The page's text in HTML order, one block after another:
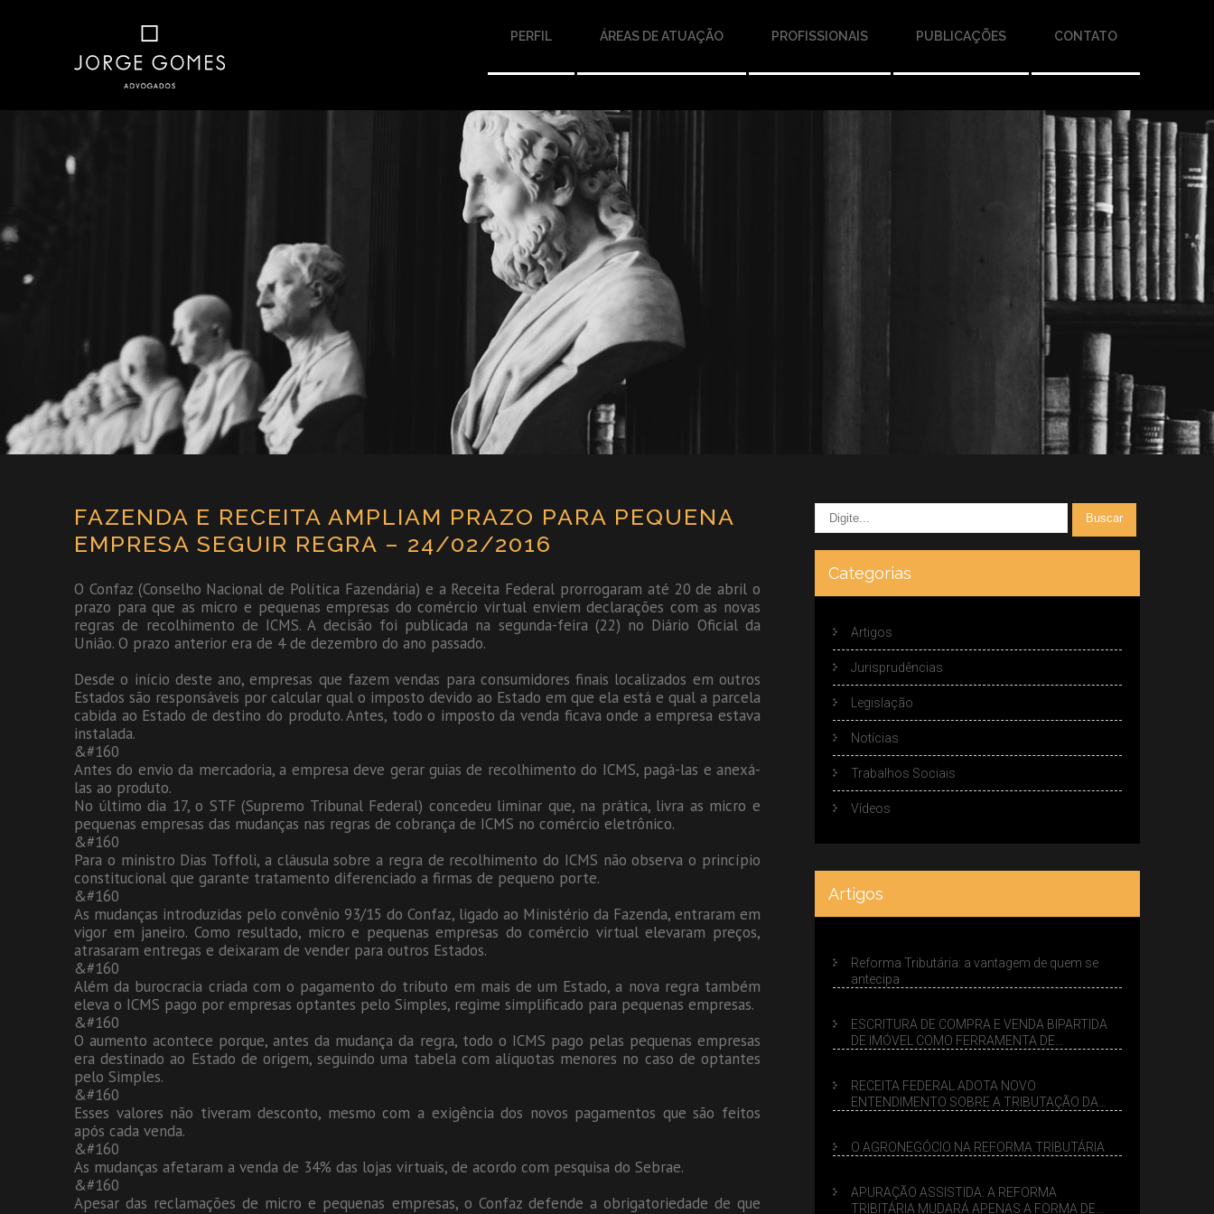
PERFIL ÁREAS DE ATUAÇÃO PROFISSIONAIS PUBLICAÇÕES CONTATO
FAZENDA E RECEITA AMPLIAM PRAZO PARA PEQUENA
EMPRESA SEGUIR REGRA – 24/02/2016
O Confaz (Conselho Nacional de Política Fazendária) e a Receita Federal prorrogaram até 20 de abril o
prazo para que as micro e pequenas empresas do comércio virtual enviem declarações com as novas
regras de recolhimento de ICMS. A decisão foi publicada na segunda-feira (22) no Diário Oficial da
União. O prazo anterior era de 4 de dezembro do ano passado.
Desde o início deste ano, empresas que fazem vendas para consumidores finais localizados em outros
Estados são responsáveis por calcular qual o imposto devido ao Estado em que ela está e qual a parcela
cabida ao Estado de destino do produto. Antes, todo o imposto da venda ficava onde a empresa estava
instalada.
&#160
Antes do envio da mercadoria, a empresa deve gerar guias de recolhimento do ICMS, pagá-las e anexá-
las ao produto.
No último dia 17, o STF (Supremo Tribunal Federal) concedeu liminar que, na prática, livra as micro e
pequenas empresas das mudanças nas regras de cobrança de ICMS no comércio eletrônico.
&#160
Para o ministro Dias Toffoli, a cláusula sobre a regra de recolhimento do ICMS não observa o princípio
constitucional que garante tratamento diferenciado a firmas de pequeno porte.
&#160
As mudanças introduzidas pelo convênio 93/15 do Confaz, ligado ao Ministério da Fazenda, entraram em
vigor em janeiro. Como resultado, micro e pequenas empresas do comércio virtual elevaram preços,
atrasaram entregas e deixaram de vender para outros Estados.
&#160
Além da burocracia criada com o pagamento do tributo em mais de um Estado, a nova regra também
eleva o ICMS pago por empresas optantes pelo Simples, regime simplificado para pequenas empresas.
&#160
O aumento acontece porque, antes da mudança da regra, todo o ICMS pago pelas pequenas empresas
era destinado ao Estado de origem, seguindo uma tabela com alíquotas menores no caso de optantes
pelo Simples.
&#160
Esses valores não tiveram desconto, mesmo com a exigência dos novos pagamentos que são feitos
após cada venda.
&#160
As mudanças afetaram a venda de 34% das lojas virtuais, de acordo com pesquisa do Sebrae.
&#160
Apesar das reclamações de micro e pequenas empresas, o Confaz defende a obrigatoriedade de que
Categorias
Artigos
Jurisprudências
Legislação
Notícias
Trabalhos Sociais
Vídeos
Artigos
Reforma Tributária: a vantagem de quem se
antecipa
ESCRITURA DE COMPRA E VENDA BIPARTIDA
DE IMÓVEL COMO FERRAMENTA DE
RECEITA FEDERAL ADOTA NOVO
ENTENDIMENTO SOBRE A TRIBUTAÇÃO DA
O AGRONEGÓCIO NA REFORMA TRIBUTÁRIA
APURAÇÃO ASSISTIDA: A REFORMA
TRIBITÁRIA MUDARÁ APENAS A FORMA DE